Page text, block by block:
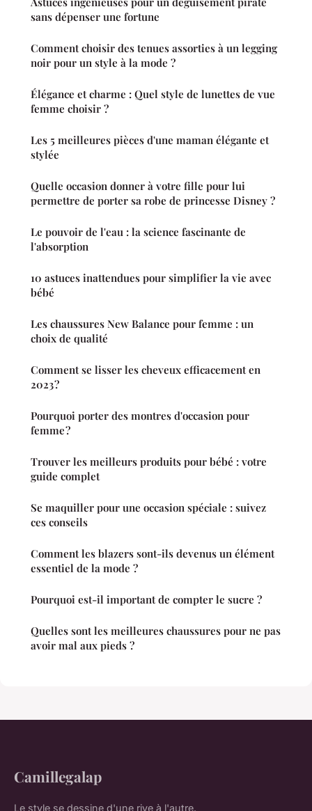
sans dépenser une fortune
Comment choisir des tenues assorties à un legging
noir pour un style à la mode ?
Élégance et charme : Quel style de lunettes de vue
femme choisir ?
Les 5 meilleures pièces d'une maman élégante et
stylée
Quelle occasion donner à votre fille pour lui
permettre de porter sa robe de princesse Disney ?
Le pouvoir de l'eau : la science fascinante de
l'absorption
10 astuces inattendues pour simplifier la vie avec
bébé
Les chaussures New Balance pour femme : un
choix de qualité
Comment se lisser les cheveux efficacement en
2023 ?
Pourquoi porter des montres d'occasion pour
femme ?
Trouver les meilleurs produits pour bébé : votre
guide complet
Se maquiller pour une occasion spéciale : suivez
ces conseils
Comment les blazers sont-ils devenus un élément
essentiel de la mode ?
Pourquoi est-il important de compter le sucre ?
Quelles sont les meilleures chaussures pour ne pas
avoir mal aux pieds ?
Camillegalap
Le style se dessine d'une rive à l'autre.